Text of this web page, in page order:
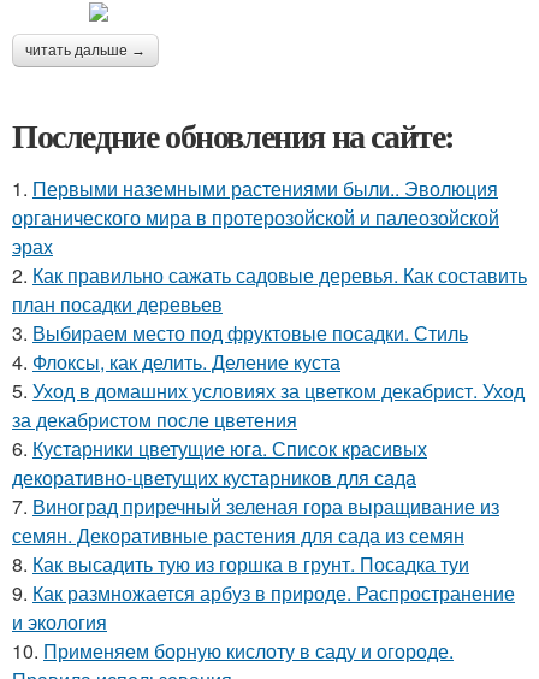
читать дальше →
Последние обновления на сайте:
1. Первыми наземными растениями были.. Эволюция
органического мира в протерозойской и палеозойской
эрах
2. Как правильно сажать садовые деревья. Как составить
план посадки деревьев
3. Выбираем место под фруктовые посадки. Стиль
4. Флоксы, как делить. Деление куста
5. Уход в домашних условиях за цветком декабрист. Уход
за декабристом после цветения
6. Кустарники цветущие юга. Список красивых
декоративно-цветущих кустарников для сада
7. Виноград приречный зеленая гора выращивание из
семян. Декоративные растения для сада из семян
8. Как высадить тую из горшка в грунт. Посадка туи
9. Как размножается арбуз в природе. Распространение
и экология
10. Применяем борную кислоту в саду и огороде.